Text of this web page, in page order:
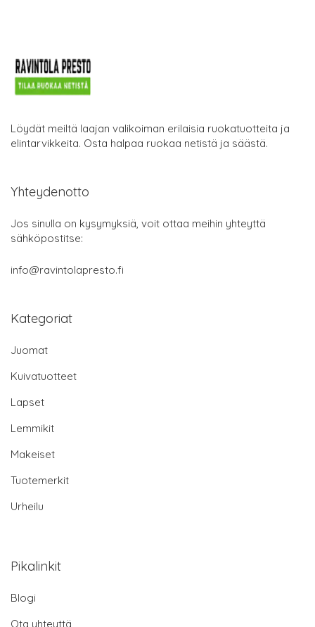
Löydät meiltä laajan valikoiman erilaisia ruokatuotteita ja
elintarvikkeita. Osta halpaa ruokaa netistä ja säästä.
Yhteydenotto
Jos sinulla on kysymyksiä, voit ottaa meihin yhteyttä
sähköpostitse:
info@ravintolapresto.fi
Kategoriat
Juomat
Kuivatuotteet
Lapset
Lemmikit
Makeiset
Tuotemerkit
Urheilu
Pikalinkit
Blogi
Ota yhteyttä